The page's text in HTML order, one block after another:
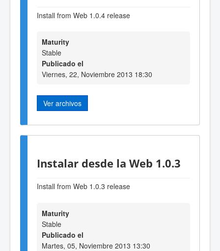
Install from Web 1.0.4 release
Maturity
Stable
Publicado el
Viernes, 22, Noviembre 2013 18:30
Ver archivos
Instalar desde la Web 1.0.3
Install from Web 1.0.3 release
Maturity
Stable
Publicado el
Martes, 05, Noviembre 2013 13:30